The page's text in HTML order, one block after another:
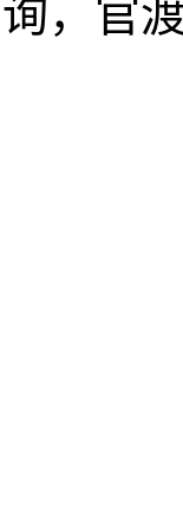
询，官